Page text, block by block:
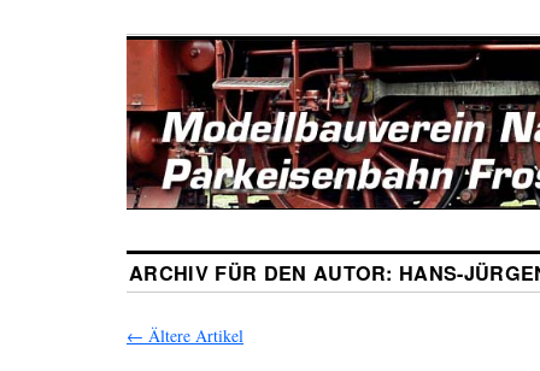
ARCHIV FÜR DEN AUTOR: HANS-
← Ältere Artikel